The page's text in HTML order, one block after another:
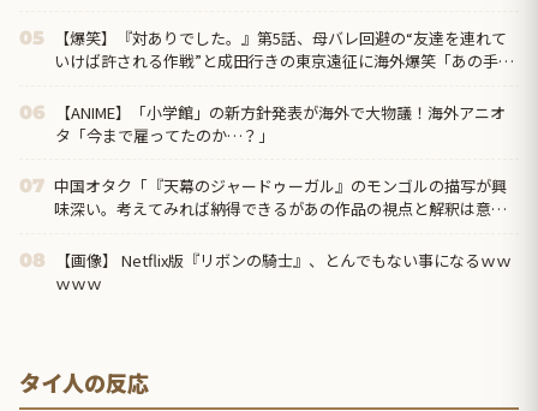
05
【爆笑】『対ありでした。』第5話、母バレ回避の“友達を連れて
いけば許される作戦”と成田行きの東京遠征に海外爆笑「あの手
06
【ANIME】「小学館」の新方針発表が海外で大物議！海外アニオ
タ「今まで雇ってたのか…？」
07 中国オタク「『天幕のジャードゥーガル』のモンゴルの描写が興
味深い。考えてみれば納得できるがあの作品の視点と解釈は意外
08
【画像】 Netflix版『リボンの騎士』、とんでもない事になるｗｗ
ｗｗｗ
タイ人の反応